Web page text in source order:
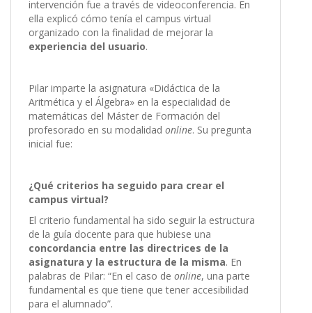
intervención fue a través de videoconferencia. En
ella explicó cómo tenía el campus virtual
organizado con la finalidad de mejorar la
experiencia del usuario.
Pilar imparte la asignatura «Didáctica de la
Aritmética y el Álgebra» en la especialidad de
matemáticas del Máster de Formación del
profesorado en su modalidad online. Su pregunta
inicial fue:
¿Qué criterios ha seguido para crear el
campus virtual?
El criterio fundamental ha sido seguir la estructura
de la guía docente para que hubiese una
concordancia entre las directrices de la
asignatura y la estructura de la misma. En
palabras de Pilar: “En el caso de online, una parte
fundamental es que tiene que tener accesibilidad
para el alumnado”.